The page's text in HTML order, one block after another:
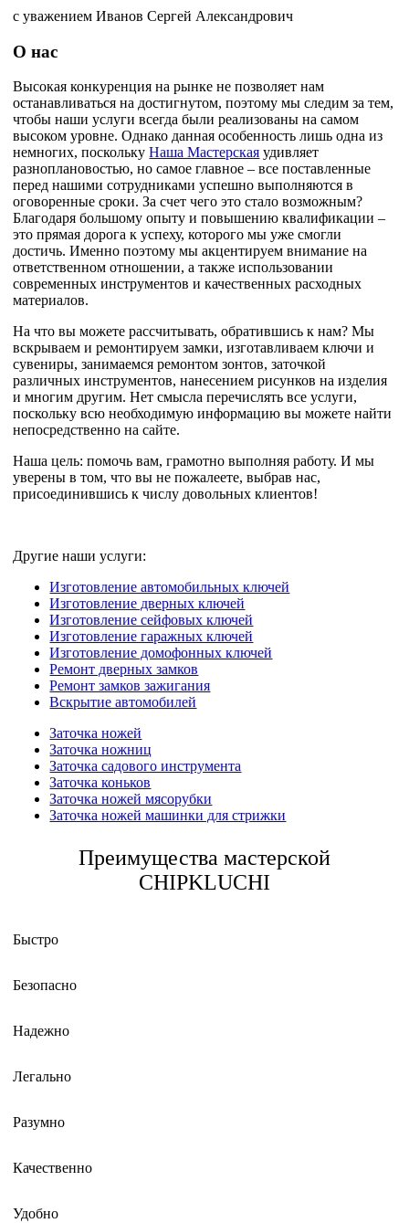
с уважением Иванов Сергей Александрович
О нас
Высокая конкуренция на рынке не позволяет нам
останавливаться на достигнутом, поэтому мы следим за тем,
чтобы наши услуги всегда были реализованы на самом
высоком уровне. Однако данная особенность лишь одна из
немногих, посколькуНаша Мастерская удивляет
разноплановостью, но самое главное – все поставленные
перед нашими сотрудниками успешно выполняются в
оговоренные сроки. За счет чего это стало возможным?
Благодаря большому опыту и повышению квалификации –
это прямая дорога к успеху, которого мы уже смогли
достичь. Именно поэтому мы акцентируем внимание на
ответственном отношении, а также использовании
современных инструментов и качественных расходных
материалов.
На что вы можете рассчитывать, обратившись к нам? Мы
вскрываем и ремонтируем замки, изготавливаем ключи и
сувениры, занимаемся ремонтом зонтов, заточкой
различных инструментов, нанесением рисунков на изделия
и многим другим. Нет смысла перечислять все услуги,
поскольку всю необходимую информацию вы можете найти
непосредственно на сайте.
Наша цель: помочь вам, грамотно выполняя работу. И мы
уверены в том, что вы не пожалеете, выбрав нас,
присоединившись к числу довольных клиентов!
Другие наши услуги:
Изготовление автомобильных ключей
Изготовление дверных ключей
Изготовление сейфовых ключей
Изготовление гаражных ключей
Изготовление домофонных ключей
Ремонт дверных замков
Ремонт замков зажигания
Вскрытие автомобилей
Заточка ножей
Заточка ножниц
Заточка садового инструмента
Заточка коньков
Заточка ножей мясорубки
Заточка ножей машинки для стрижки
Преимущества мастерской
CHIPKLUCHI
Быстро
Безопасно
Надежно
Легально
Разумно
Качественно
Удобно